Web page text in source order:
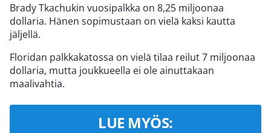
Brady Tkachukin vuosipalkka on 8,25 miljoonaa
dollaria. Hänen sopimustaan on vielä kaksi kautta
jäljellä.
Floridan palkkakatossa on vielä tilaa reilut 7 miljoonaa
dollaria, mutta joukkueella ei ole ainuttakaan
maalivahtia.
LUE MYÖS: